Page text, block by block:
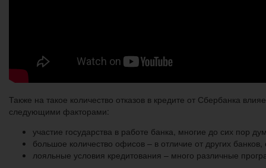
Также на такое количество отказов в кредите от Сбербанка
следующими факторами:
участие государства в работе банка, многие до сих пор
большое количество офисов – в отличие от других
лояльные условия кредитования – много различные